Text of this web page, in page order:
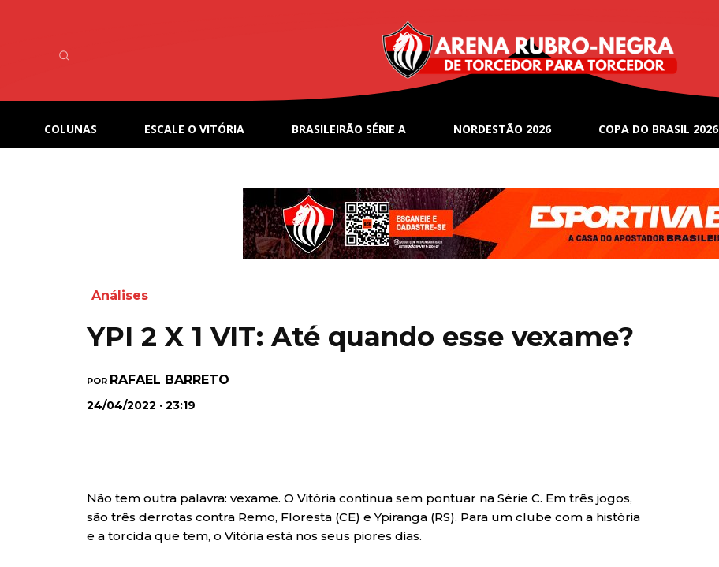
COLUNAS ESCALE O VITÓRIA BRASILEIRÃO SÉRIE A NORDESTÃO 2026 COPA DO BRASIL 2026
Análises
YPI 2 X 1 VIT: Até quando esse vexame?
POR RAFAEL BARRETO
24/04/2022 · 23:19
Não tem outra palavra: vexame. O Vitória continua sem pontuar na Série C. Em três jogos,
são três derrotas contra Remo, Floresta (CE) e Ypiranga (RS). Para um clube com a história
e a torcida que tem, o Vitória está nos seus piores dias.